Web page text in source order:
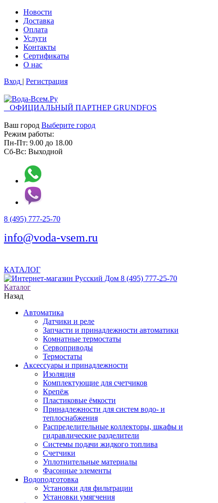
Новости
Доставка
Оплата
Услуги
Контакты
Cертификаты
О нас
Вход | Регистрация
ОФИЦИАЛЬНЫЙ ПАРТНЕР GRUNDFOS
Ваш город Выберите город
Режим работы:
Пн-Пт: 9.00 до 18.00
Сб-Вс: Выходной
8 (495) 777-25-70
info@voda-vsem.ru
КАТАЛОГ
8 (495) 777-25-70
Каталог
Назад
Автоматика
Датчики и реле
Запчасти и принадлежности автоматики
Комнатные термостаты
Сервоприводы
Термостаты
Аксессуары и принадлежности
Изоляция
Комплектующие для счетчиков
Крепёж
Пластиковые ёмкости
Принадлежности для систем водо- и
теплоснабжения
Распределительные коллекторы, шкафы и
гидравлические разделители
Системы подачи жидкого топлива
Счетчики
Уплотнительные материалы
Фасонные элементы
Водоподготовка
Установки для фильтрации
Установки умягчения